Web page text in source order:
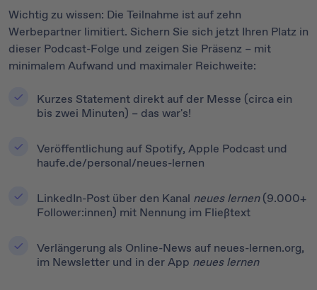
Wichtig zu wissen: Die Teilnahme ist auf zehn
Werbepartner limitiert. Sichern Sie sich jetzt Ihren Platz in
dieser Podcast-Folge und zeigen Sie Präsenz – mit
minimalem Aufwand und maximaler Reichweite:
Kurzes Statement direkt auf der Messe (circa ein
bis zwei Minuten) – das war's!
Veröffentlichung auf Spotify, Apple Podcast und
haufe.de/personal/neues-lernen
LinkedIn-Post über den Kanal neues lernen(9.000+
Follower:innen) mit Nennung im Fließtext
Verlängerung als Online-News auf neues-lernen.org,
im Newsletter und in der App neues lernen